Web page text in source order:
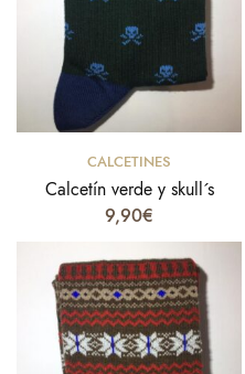
Select options
CALCETINES
Calcetín verde y skull´s
9,90€